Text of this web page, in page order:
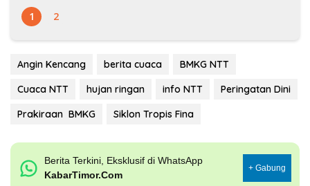
1
2
Angin Kencang berita cuaca
BMKG NTT
Cuaca NTT
hujan ringan info NTT
Peringatan Dini
Prakiraan BMKG
Siklon Tropis Fina
Berita Terkini, Eksklusif di WhatsApp
KabarTimor.Com
+ Gabung